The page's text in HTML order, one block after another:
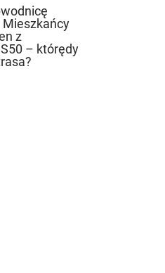
z
– którędy